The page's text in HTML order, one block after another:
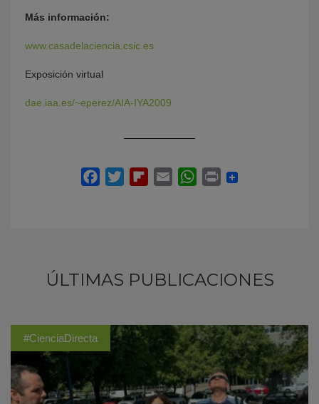
Más información:
www.casadelaciencia.csic.es
Exposición virtual
dae.iaa.es/~eperez/AIA-IYA2009
ÚLTIMAS PUBLICACIONES
#CienciaDirecta